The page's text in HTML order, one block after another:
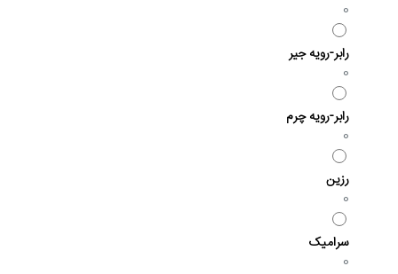
0
رابر-رویه جیر
0
رابر-رویه چرم
0
رزین
0
سرامیک
0